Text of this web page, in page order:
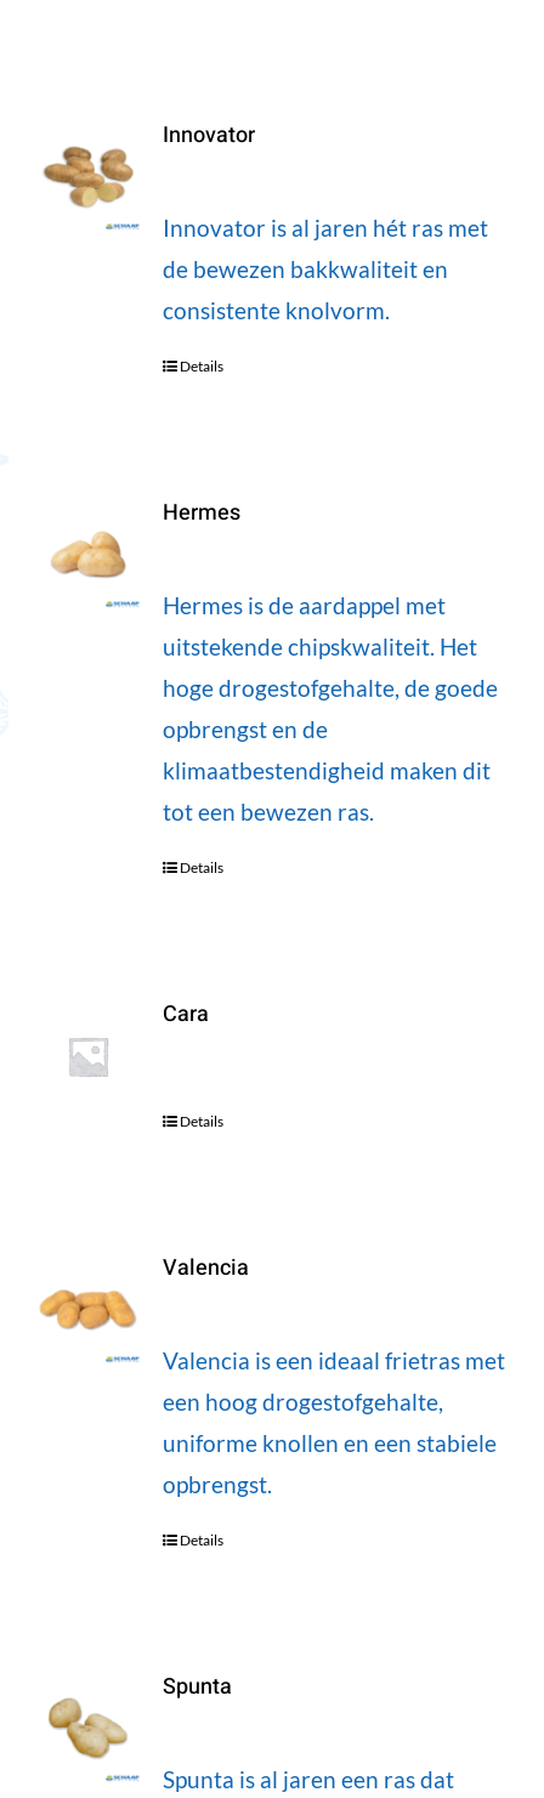
Innovator
Innovator is al jaren hét ras met
de bewezen bakkwaliteit en
consistente knolvorm.
Details
Hermes
Hermes is de aardappel met
uitstekende chipskwaliteit. Het
hoge drogestofgehalte, de goede
opbrengst en de
klimaatbestendigheid maken dit
tot een bewezen ras.
Details
Cara
Details
Valencia
Valencia is een ideaal frietras met
een hoog drogestofgehalte,
uniforme knollen en een stabiele
opbrengst.
Details
Spunta
Spunta is al jaren een ras dat